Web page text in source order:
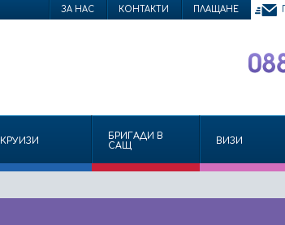
ЗА НАС КОНТАКТИ ПЛАЩАНЕ
КРУИЗИ
БРИГАДИ В
САЩ
ВИЗИ